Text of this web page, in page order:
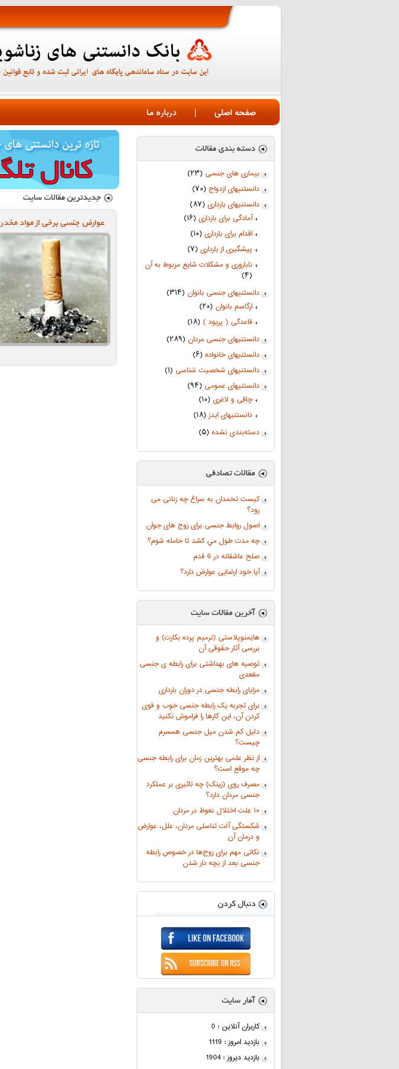
صفحه اصلی | درباره ما
بیماری های جنسی (۲۳)
دانستنیهای ازدواج (۷۰)
دانستنیهای بارداری (۸۷)
آمادگی برای بارداری (۱۶)
اقدام برای بارداری (۱۰)
پیشگیری از بارداری (۷)
ناباروری و مشکلات شایع مربوط به آن
(۴)
دانستنیهای جنسی بانوان (۳۱۴)
ارگاسم بانوان (۲۰)
قاعدگی ( پریود ) (۱۸)
دانستنیهای جنسی مردان (۲۸۹)
دانستنیهای خانواده (۶)
دانستنیهای شخصیت شناسی (۱)
دانستنیهای عمومی (۹۴)
چاقی و لاغری (۱۰)
دانستنیهای ایدز(۱۸)
دسته‌بندی نشده (۵)
کیست تخمدان به سراغ چه زنانی می
رود؟
اصول روابط جنسی برای زوج های جوان
چه مدت طول مي كشد تا حامله شوم؟
صلح عاشقانه در 6 قدم
آیا خود ارضایی عوارض دارد؟
هایمنوپلاستی (ترمیم پرده بکارت) و
بررسی آثار حقوقی آن
توصیه های بهداشتی برای رابطه ی جنسی
مقعدی
مزایای رابطه جنسی در دوران بارداری
برای تجربه یک رابطه جنسی خوب و قوی
کردن آن، این کارها را فراموش نکنید
دلیل کم شدن میل جنسی همسرم
چیست؟
از نظر علمی بهترین زمان برای رابطه جنسی
چه موقع است؟
مصرف روی (زینک) چه تاثیری بر عملکرد
جنسی مردان دارد؟
۱۰ علت اختلال نعوظ در مردان
شکستگی آلت تناسلی مردان، علل، عوارض
و درمان آن
نکاتی مهم برای زوج‌ها در خصوص رابطه
جنسی بعد از بچه دار شدن
کاربران آنلاین : 0
بازدید امروز : 1119
بازدید دیروز : 1904
عوارض جنسی برخی از مواد مخدر